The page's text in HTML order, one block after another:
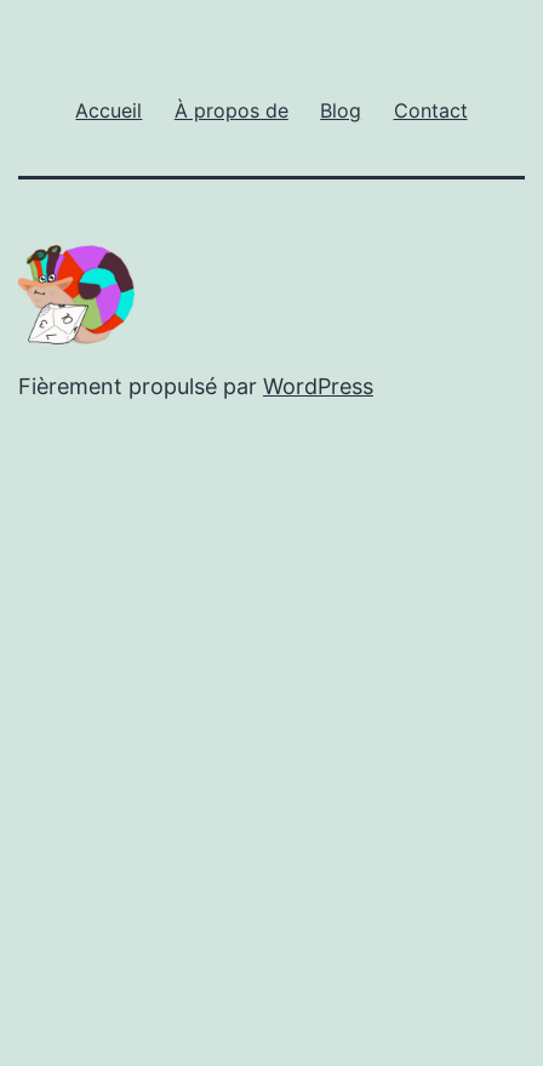
Accueil À propos de Blog Contact
Fièrement propulsé par WordPress